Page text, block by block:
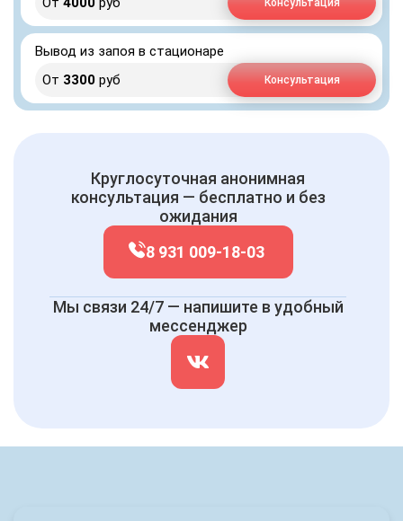
Консультация
Вывод из запоя в стационаре
От 3300 руб Консультация
Круглосуточная анонимная
консультация — бесплатно и без
ожидания
8 931 009-18-03
Мы связи 24/7 — напишите в удобный
мессенджер